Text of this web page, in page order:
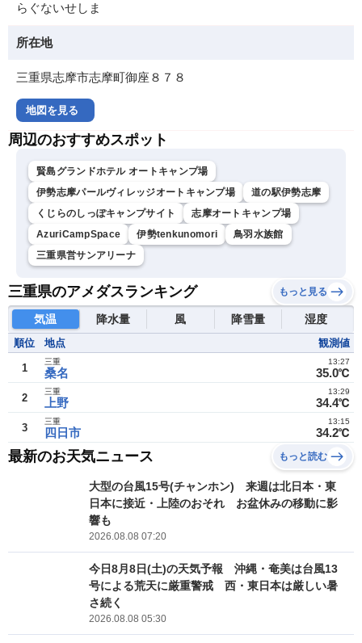
らぐないせしま
所在地
三重県志摩市志摩町御座８７８
地図を見る
周辺のおすすめスポット
賢島グランドホテル オートキャンプ場
伊勢志摩パールヴィレッジオートキャンプ場
道の駅伊勢志摩
くじらのしっぽキャンプサイト
志摩オートキャンプ場
AzuriCampSpace
伊勢tenkunomori
鳥羽水族館
三重県営サンアリーナ
三重県のアメダスランキング もっと見る
気温 降水量 風 降雪量 湿度
順位 地点 観測値
1 桑名
三重
35.0℃
13:27
2 上野
三重
34.4℃
13:29
3 四日市
三重
34.2℃
13:15
最新のお天気ニュース もっと読む
大型の台風15号(チャンホン) 来週は北日本・東
日本に接近・上陸のおそれ お盆休みの移動に影
響も
2026.08.08 07:20
今日8月8日(土)の天気予報 沖縄・奄美は台風13
号による荒天に厳重警戒 西・東日本は厳しい暑
さ続く
2026.08.08 05:30